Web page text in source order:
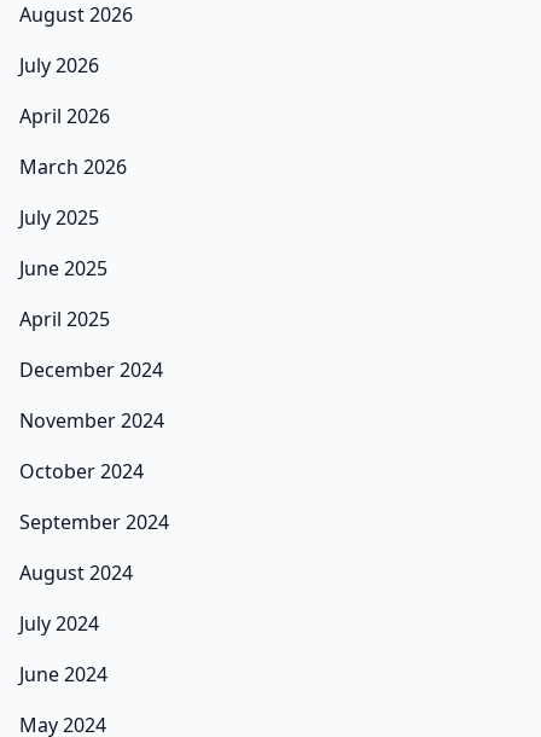
August 2026
July 2026
April 2026
March 2026
July 2025
June 2025
April 2025
December 2024
November 2024
October 2024
September 2024
August 2024
July 2024
June 2024
May 2024